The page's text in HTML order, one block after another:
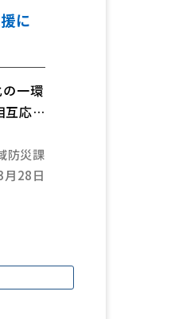
柄
セ
業
に
一環
互応
防災課
28日